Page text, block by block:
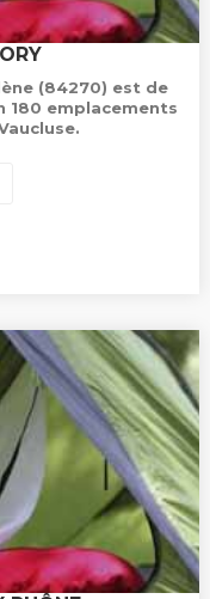
(84270) est de
180 emplacements